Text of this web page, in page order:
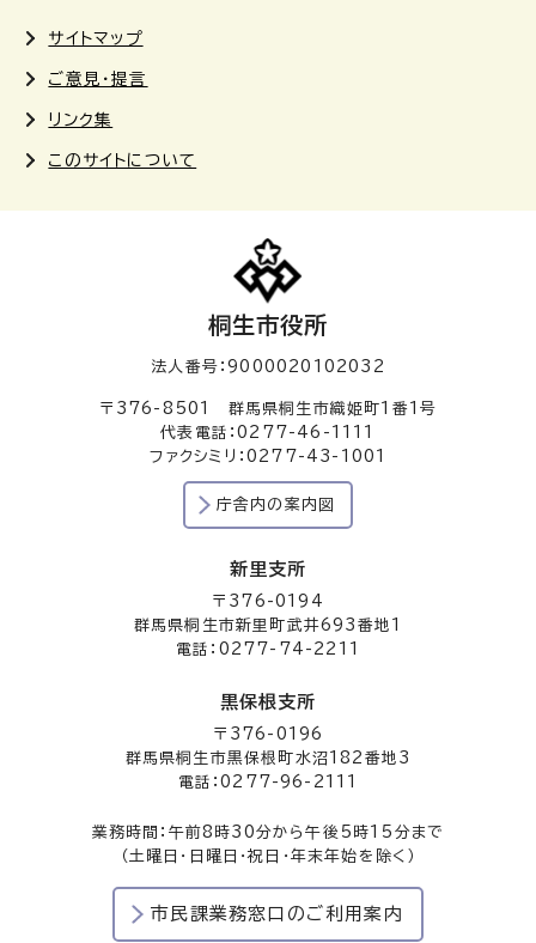
サイトマップ
ご意見・提言
リンク集
このサイトについて
桐生市役所
法人番号：9000020102032
〒376-8501 群馬県桐生市織姫町1番1号
代表電話：0277-46-1111
ファクシミリ：0277-43-1001
庁舎内の案内図
新里支所
〒376-0194
群馬県桐生市新里町武井693番地1
電話：0277-74-2211
黒保根支所
〒376-0196
群馬県桐生市黒保根町水沼182番地3
電話：0277-96-2111
業務時間：午前8時30分から午後5時15分まで
（土曜日・日曜日・祝日・年末年始を除く）
市民課業務窓口のご利用案内